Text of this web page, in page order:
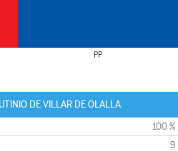
PP
DE VILLAR DE OLALLA
100 %
9